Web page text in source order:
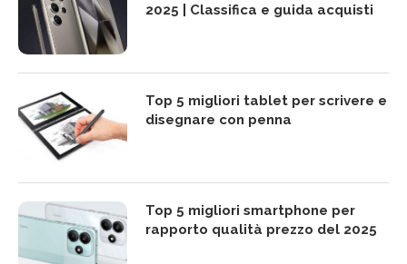
2025 | Classifica e guida acquisti
Top 5 migliori tablet per scrivere e
disegnare con penna
Top 5 migliori smartphone per
rapporto qualità prezzo del 2025